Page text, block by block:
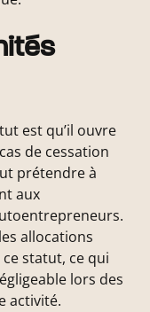
est qu’il ouvre
de cessation
prétendre à
aux
allocations
statut, ce qui
lors des
activité.